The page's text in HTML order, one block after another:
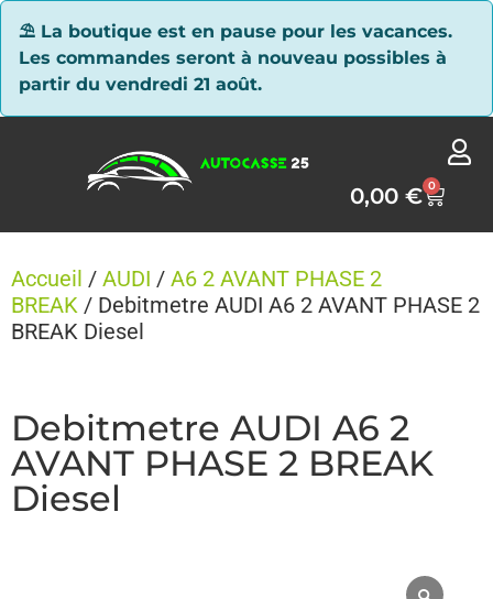
⛱ La boutique est en pause pour les vacances.
Les commandes seront à nouveau possibles à
partir du vendredi 21 août.
0,00€ 0
Accueil / AUDI / A6 2 AVANT PHASE 2
BREAK / Debitmetre AUDI A6 2 AVANT PHASE 2
BREAK Diesel
Debitmetre AUDI A6 2
AVANT PHASE 2 BREAK
Diesel
Panneau de gestion des cookies